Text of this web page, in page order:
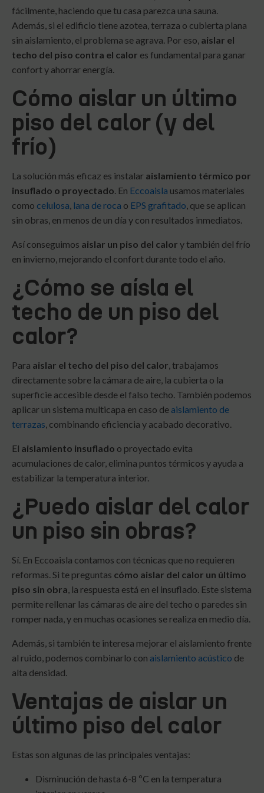
fácilmente, haciendo que tu casa parezca una sauna.
Además, si el edificio tiene azotea, terraza o cubierta plana
sin aislamiento, el problema se agrava. Por eso, aislar el
techo del piso contra el calor es fundamental para ganar
confort y ahorrar energía.
Cómo aislar un último
piso del calor (y del
frío)
La solución más eficaz es instalar aislamiento térmico por
insuflado o proyectado. En Eccoaisla usamos materiales
como celulosa, lana de roca o EPS grafitado, que se aplican
sin obras, en menos de un día y con resultados inmediatos.
Así conseguimos aislar un piso del calor y también del frío
en invierno, mejorando el confort durante todo el año.
¿Cómo se aísla el
techo de un piso del
calor?
Para aislar el techo del piso del calor, trabajamos
directamente sobre la cámara de aire, la cubierta o la
superficie accesible desde el falso techo. También podemos
aplicar un sistema multicapa en caso de aislamiento de
terrazas, combinando eficiencia y acabado decorativo.
El aislamiento insuflado o proyectado evita
acumulaciones de calor, elimina puntos térmicos y ayuda a
estabilizar la temperatura interior.
¿Puedo aislar del calor
un piso sin obras?
Sí. En Eccoaisla contamos con técnicas que no requieren
reformas. Si te preguntas cómo aislar del calor un último
piso sin obra, la respuesta está en el insuflado. Este sistema
permite rellenar las cámaras de aire del techo o paredes sin
romper nada, y en muchas ocasiones se realiza en medio día.
Además, si también te interesa mejorar el aislamiento frente
al ruido, podemos combinarlo con aislamiento acústico de
alta densidad.
Ventajas de aislar un
último piso del calor
Estas son algunas de las principales ventajas:
Disminución de hasta 6-8 ºC en la temperatura